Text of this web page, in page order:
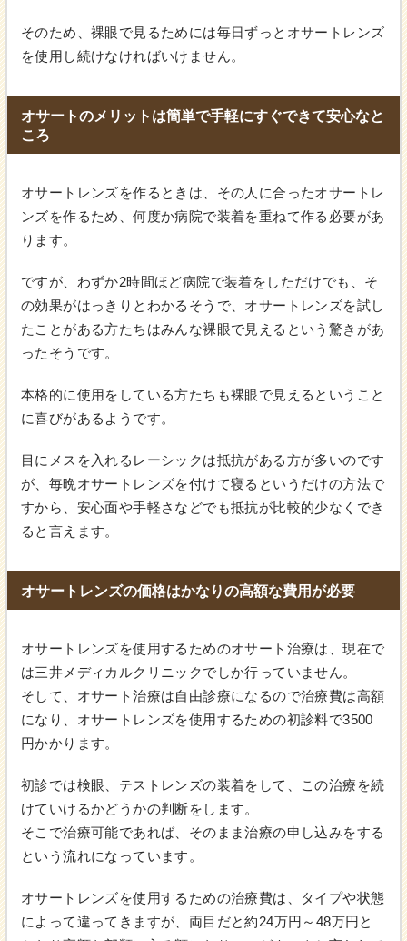
そのため、裸眼で見るためには毎日ずっとオサートレンズ
を使用し続けなければいけません。
オサートのメリットは簡単で手軽にすぐできて安心なと
ころ
オサートレンズを作るときは、その人に合ったオサートレ
ンズを作るため、何度か病院で装着を重ねて作る必要があ
ります。
ですが、わずか2時間ほど病院で装着をしただけでも、そ
の効果がはっきりとわかるそうで、オサートレンズを試し
たことがある方たちはみんな裸眼で見えるという驚きがあ
ったそうです。
本格的に使用をしている方たちも裸眼で見えるということ
に喜びがあるようです。
目にメスを入れるレーシックは抵抗がある方が多いのです
が、毎晩オサートレンズを付けて寝るというだけの方法で
すから、安心面や手軽さなどでも抵抗が比較的少なくでき
ると言えます。
オサートレンズの価格はかなりの高額な費用が必要
オサートレンズを使用するためのオサート治療は、現在で
は三井メディカルクリニックでしか行っていません。
そして、オサート治療は自由診療になるので治療費は高額
になり、オサートレンズを使用するための初診料で3500
円かかります。
初診では検眼、テストレンズの装着をして、この治療を続
けていけるかどうかの判断をします。
そこで治療可能であれば、そのまま治療の申し込みをする
という流れになっています。
オサートレンズを使用するための治療費は、タイプや状態
によって違ってきますが、両目だと約24万円～48万円と